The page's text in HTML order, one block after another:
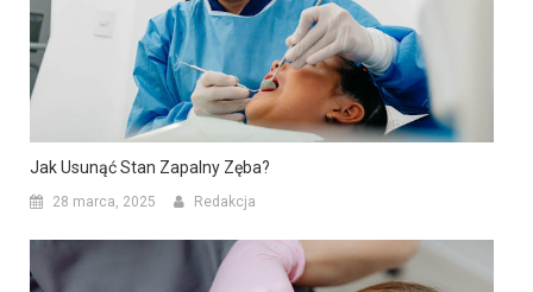
Jak Usunąć Stan Zapalny Zęba?
28 marca, 2025 Redakcja